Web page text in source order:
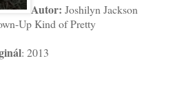
Autor: Joshilyn Jackson
Up Kind of Pretty
: 2013